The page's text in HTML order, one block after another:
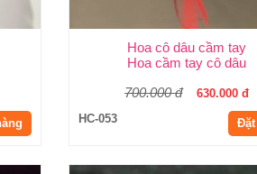
Hoa cô dâu cầm tay
Hoa cầm tay cô dâu
700.000 đ
630.000 đ
HC-053
Đặt